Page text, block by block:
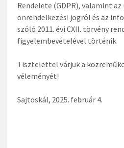
Rendelete (GDPR), valamint
önrendelkezési jogról és az
szóló 2011. évi CXII. törvény
figyelembevételével történik.
Tisztelettel várjuk a
véleményét!
Sajtoskál, 2025. február 4.